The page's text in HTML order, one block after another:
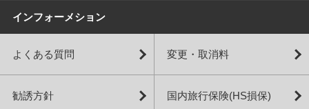
インフォーメション
よくある質問 変更・取消料
勧誘方針 国内旅行保険(HS損保)